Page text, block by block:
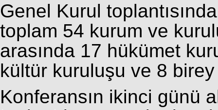
Genel Kurul
toplam 54 kurum ve
arasında 17 hükümet
kültür kuruluşu ve 8
Konferansın ikinci günü